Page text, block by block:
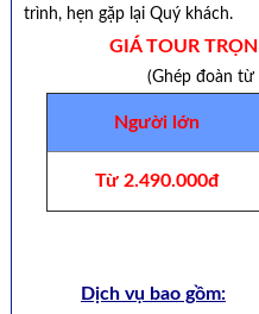
trình, hẹn gặp lại Quý khách.
GIÁ TOUR
(Ghép đoàn
Người lớn
Từ 2.490.000đ
Dịch vụ bao gồm: